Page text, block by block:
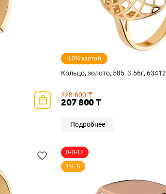
-10% картой
Кольцо, золото, 585, 3.56г, 63412
228 600 ₸
207 800₸
Подробнее
0-0-12
1% Б